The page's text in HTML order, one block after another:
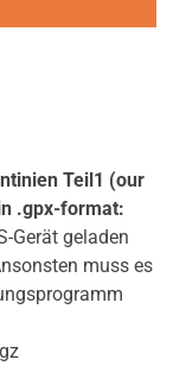
Teil1 (our
.gpx-format:
Gerät geladen
muss es